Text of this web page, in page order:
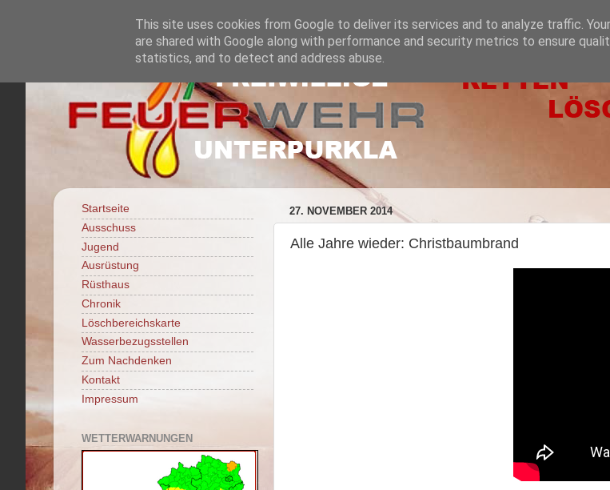
27. NOVEMBER 2014
Alle Jahre wieder: Christbaumbrand
Startseite
Ausschuss
Jugend
Ausrüstung
Rüsthaus
Chronik
Löschbereichskarte
Wasserbezugsstellen
Zum Nachdenken
Kontakt
Impressum
WETTERWARNUNGEN
This site uses cookies from Google to deliver its services and to analyze traffic.
are shared with Google along with performance and security metrics to ensure
statistics, and to detect and address abuse.